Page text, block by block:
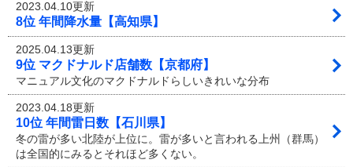
2023.04.10更新
8位 年間降水量【高知県】
2025.04.13更新
9位 マクドナルド店舗数【京都府】
マニュアル文化のマクドナルドらしいきれいな分布
2023.04.18更新
10位 年間雷日数【石川県】
冬の雷が多い北陸が上位に。雷が多いと言われる上州（群馬）
は全国的にみるとそれほど多くない。